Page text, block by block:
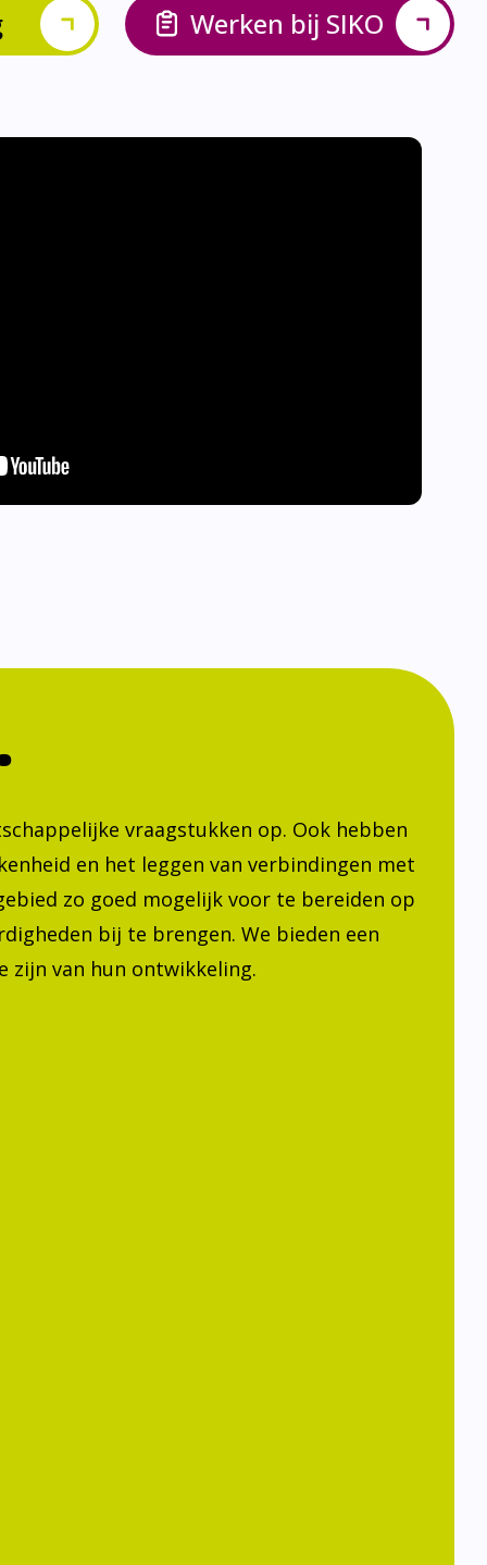
Werken bij SIKO
vraagstukken op. Ook hebben
en het leggen van verbindingen met
zo goed mogelijk voor te bereiden op
bij te brengen. We bieden een
zijn van hun ontwikkeling.